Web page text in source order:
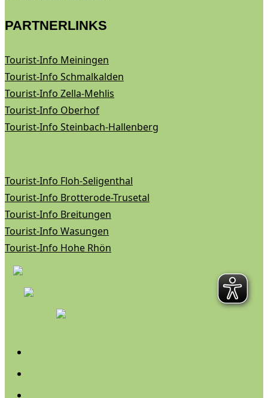
PARTNERLINKS
Tourist-Info Meiningen
Tourist-Info Schmalkalden
Tourist-Info Zella-Mehlis
Tourist-Info Oberhof
Tourist-Info Steinbach-Hallenberg
Tourist-Info Floh-Seligenthal
Tourist-Info Brotterode-Trusetal
Tourist-Info Breitungen
Tourist-Info Wasungen
Tourist-Info Hohe Rhön